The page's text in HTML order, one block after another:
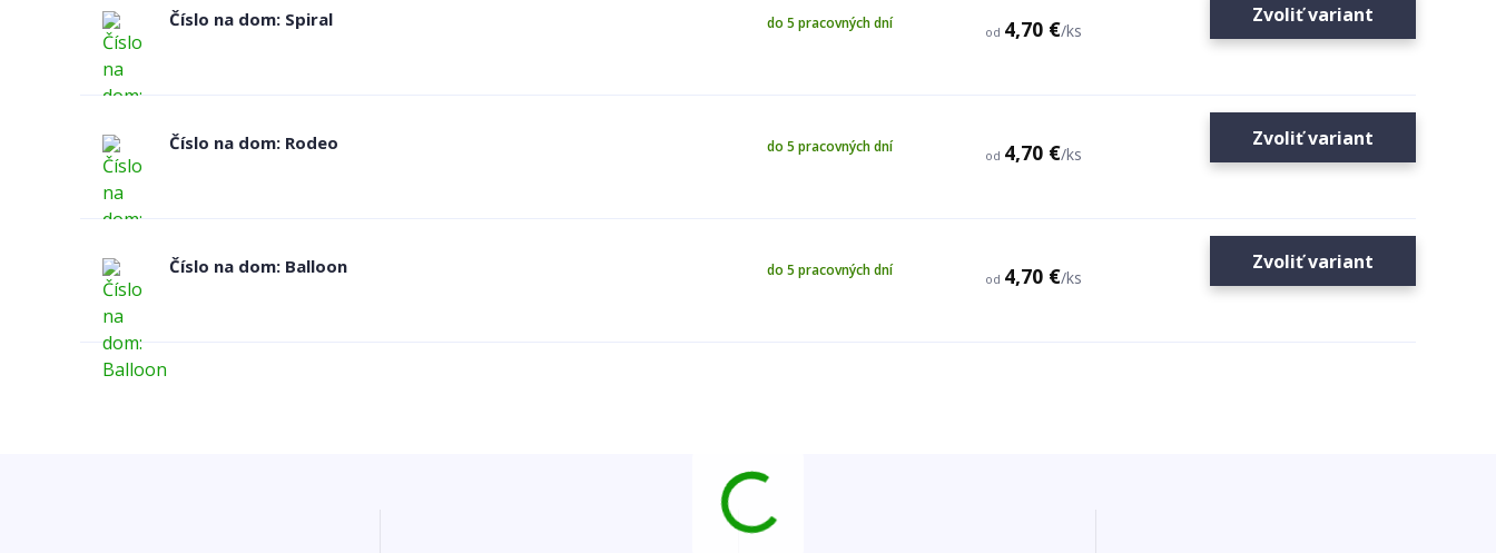
Číslo na dom: Spiral
od 4,70 €/ks
do 5 pracovných dní Zvoliť variant
Číslo na dom: Rodeo
od 4,70 €/ks
do 5 pracovných dní Zvoliť variant
Číslo na dom: Balloon
od 4,70 €/ks
do 5 pracovných dní Zvoliť variant